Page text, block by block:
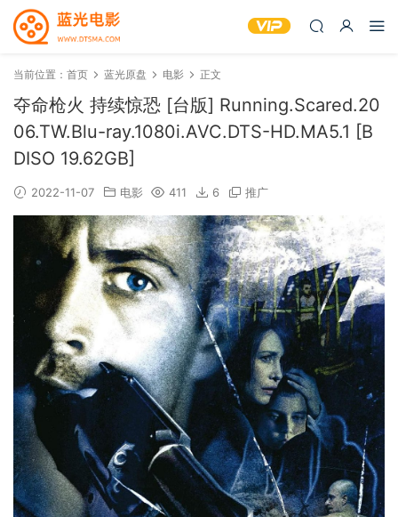
当前位置： 首页 蓝光原盘 电影 正文
夺命枪火 持续惊恐 [台版] Running.Scared.20
06.TW.Blu-ray.1080i.AVC.DTS-HD.MA5.1 [B
DISO 19.62GB]
2022-11-07 电影 411 6 推广